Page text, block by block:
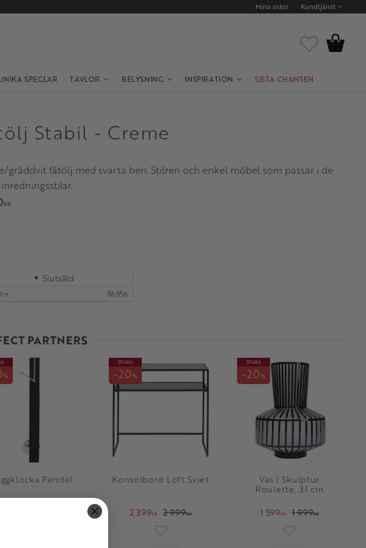
Mina sidor Kundtjänst
SPEGLAR TAVLOR BELYSNING INSPIRATION SISTA CHANSEN
Favoriter
Kundvagn
Stabil - Creme
gräddvit fåtölj med svarta ben. Stilren och enkel möbel som passar i de
KR
i favoriter
Slutsåld
86856
PARTNERS
Pendel
%
Konsolbord Loft Svart
2 399KR 2 999KR
SPARA
20%
Vas | Skulptur
Roulette, 31 cm
1 599KR 1 999KR
SPARA
20%
Lägg till i